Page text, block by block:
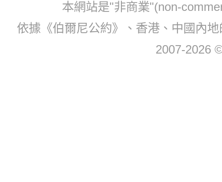
本網站是"非商業"(non-
依據《伯爾尼公約》、香港、中國內
2007-2026